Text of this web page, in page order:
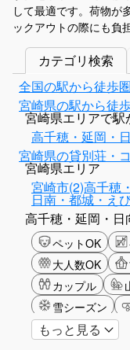
して最適です。荷物が
ックアウトの際にも負
カテゴリ検索
全国の駅から徒歩
宮崎県の駅から徒
宮崎県エリアで
高千穂・延岡・
宮崎県の貸別荘・
宮崎県エリア
宮崎市(2)高千穂
日南・都城・え
高千穂・延岡・
ペットOK
大人数OK
カップル
雪シーズン
ガーデニング
もっと見る